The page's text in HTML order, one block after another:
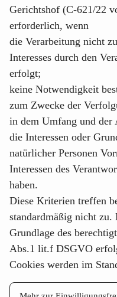
Gerichtshof (C-621/22
erforderlich, wenn
die Verarbeitung nicht
Interesses durch den
erfolgt;
keine Notwendigkeit
zum Zwecke der
in dem Umfang und der
die Interessen oder
natürlicher Personen
Interessen des
haben.
Diese Kriterien treffen
standardmäßig nicht zu.
Grundlage des
Abs.1 lit.f DSGVO
Cookies werden im